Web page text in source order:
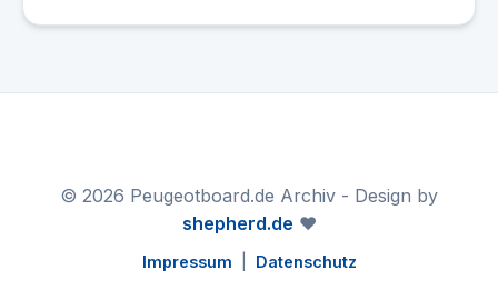
© 2026 Peugeotboard.de Archiv - Design by
shepherd.de ❤️
Impressum Datenschutz